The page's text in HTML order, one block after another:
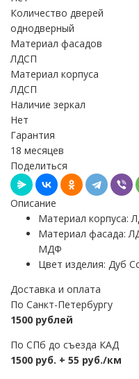
Количество дверей
однодверный
Материал фасадов
ЛДСП
Материал корпуса
ЛДСП
Наличие зеркал
Нет
Гарантия
18 месяцев
Поделиться
Описание
Материал корпуса:
Материал фасада:
МДФ
Цвет изделия: Дуб
Доставка и оплата
По Санкт-Петербургу
1500 рублей
По СПб до съезда КАД
1500 руб. + 55 руб./км